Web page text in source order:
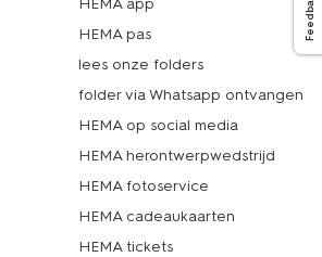
Feedback
HEMA app
HEMA pas
lees onze folders
folder via Whatsapp ontvangen
HEMA op social media
HEMA herontwerpwedstrijd
HEMA fotoservice
HEMA cadeaukaarten
HEMA tickets